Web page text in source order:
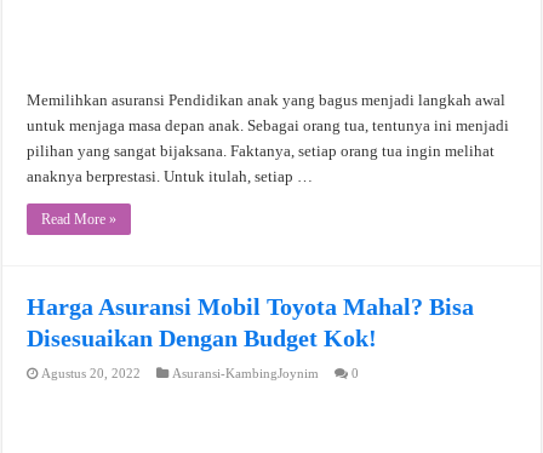
Memilihkan asuransi Pendidikan anak yang bagus menjadi langkah awal
untuk menjaga masa depan anak. Sebagai orang tua, tentunya ini menjadi
pilihan yang sangat bijaksana. Faktanya, setiap orang tua ingin melihat
anaknya berprestasi. Untuk itulah, setiap …
Read More »
Harga Asuransi Mobil Toyota Mahal? Bisa
Disesuaikan Dengan Budget Kok!
Agustus 20, 2022 Asuransi-KambingJoynim 0